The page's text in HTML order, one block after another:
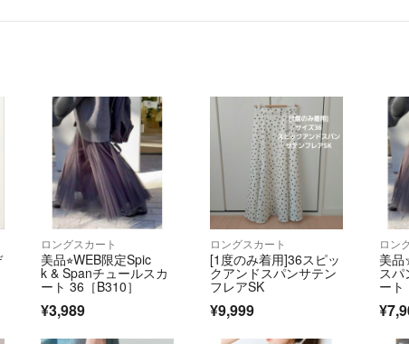
ロングスカート
美品⭐︎WEB限定Spic
k & Spanチュールスカ
ート 36［B310］
¥3,989
ロングスカート
[1度のみ着用]36スピッ
クアンドスパンサテン
フレアSK
¥9,999
ロン
美
ス
ート